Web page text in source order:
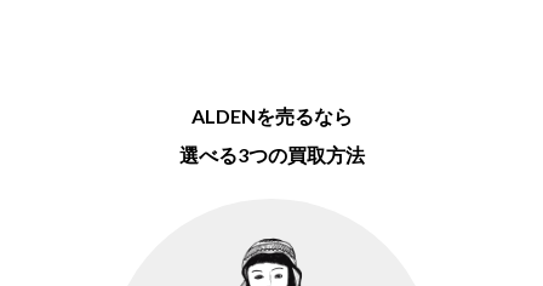
ALDENを売るなら
選べる3つの買取方法